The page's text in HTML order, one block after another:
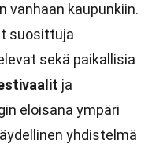
vanhaan kaupunkiin.
suosittuja
sekä paikallisia
ja
eloisana ympäri
yhdistelmä